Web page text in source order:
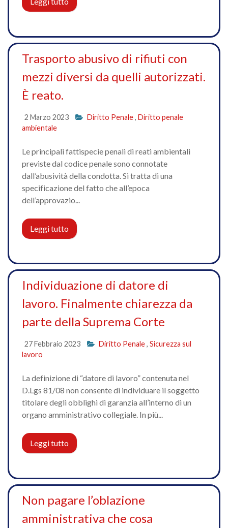
Trasporto abusivo di rifiuti con
mezzi diversi da quelli autorizzati.
È reato.
2 Marzo 2023 Diritto Penale, Diritto penale
ambientale
Le principali fattispecie penali di reati ambientali
previste dal codice penale sono connotate
dall’abusività della condotta. Si tratta di una
specificazione del fatto che all’epoca
dell’approvazio...
Leggi tutto
Individuazione di datore di
lavoro. Finalmente chiarezza da
parte della Suprema Corte
27 Febbraio 2023 Diritto Penale, Sicurezza sul
lavoro
La definizione di “datore di lavoro” contenuta nel
D.Lgs 81/08 non consente di individuare il soggetto
titolare degli obblighi di garanzia all’interno di un
organo amministrativo collegiale. In più...
Leggi tutto
Non pagare l’oblazione
amministrativa che cosa